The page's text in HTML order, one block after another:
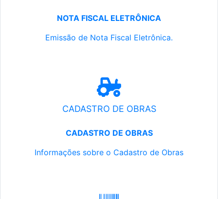
NOTA FISCAL ELETRÔNICA
Emissão de Nota Fiscal Eletrônica.
CADASTRO DE OBRAS
CADASTRO DE OBRAS
Informações sobre o Cadastro de Obras